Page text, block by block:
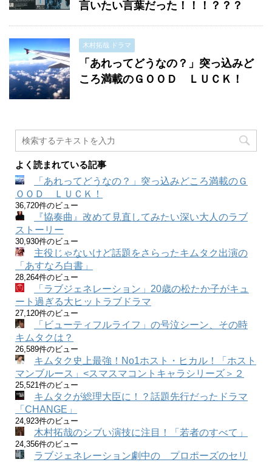
言いたい言葉だった！！！？？？
木村拓哉 ドラマ
「あれってどうなの？」突っ込みど
ころ満載のＧＯＯＤ ＬＵＣＫ！
よく読まれている記事
「あれってどうなの？」突っ込みどころ満載のＧ
ＯＯＤ ＬＵＣＫ！
36,720件のビュー
『協奏曲』改めて見直してみたい深い大人のラブ
ストーリー
30,930件のビュー
主役じゃないけど話題をさらったキムタク出演の
「あすなろ白書」
28,264件のビュー
「ラブジェネレーション」20歳の松たか子がキュ
ート過ぎる大ヒットラブドラマ
27,120件のビュー
「ビューティフルライフ」の号泣シーン、その時
キムタクは？
26,589件のビュー
キムタク史上最強！No1ホスト・ヒカル！「ホスト
マンブルース」<スマスマコントキャラシリーズ＞２
25,521件のビュー
キムタクが総理大臣に！？話題先行だったドラマ
「CHANGE」
24,923件のビュー
木村拓哉のシブい演技に注目！「若者のすべて」
24,356件のビュー
ラブジェネレーション劇中の プロポーズのセリ